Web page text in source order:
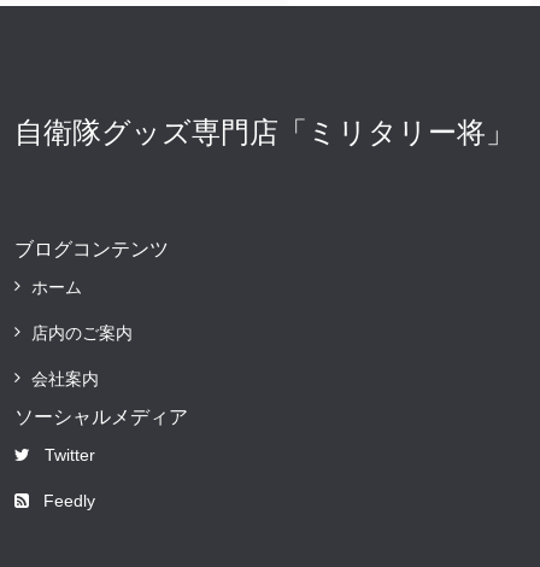
自衛隊グッズ専門店「ミリタリー将」
ブログコンテンツ
ホーム
店内のご案内
会社案内
ソーシャルメディア
Twitter
Feedly